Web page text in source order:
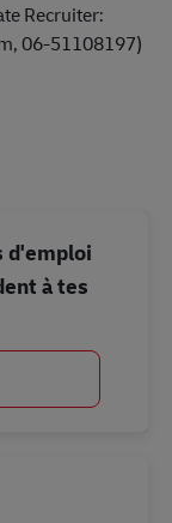
Recruiter:
06-51108197)
d'emploi
à tes